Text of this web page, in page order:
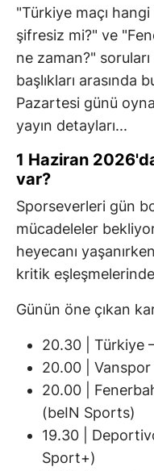
"Türkiye maçı
şifresiz mi?" ve
ne zaman?"
başlıkları arasında
Pazartesi günü
yayın detayları...
1 Haziran
var?
Sporseverleri gün
mücadeleler
heyecanı
kritik
Günün öne çıkan
20.30 | Türkiye
20.00 |
20.00 |
(beIN Sports)
19.30 |
Sport+)